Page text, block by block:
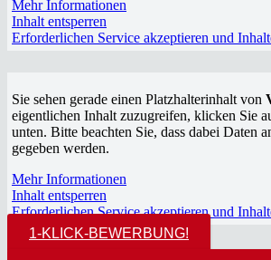
Mehr Infor­ma­tio­nen
Inhalt ent­sper­ren
Erfor­der­li­chen Ser­vice akzep­tie­ren und
Sie sehen gera­de einen Platz­hal­ter­in­halt von
eigent­li­chen Inhalt zuzu­grei­fen, kli­cken Sie
unten. Bit­te beach­ten Sie, dass dabei Daten
ge­ge­ben wer­den.
Mehr Infor­ma­tio­nen
Inhalt ent­sper­ren
Erfor­der­li­chen Ser­vice akzep­tie­ren und
1‑KLICK-BEWER­BUNG!